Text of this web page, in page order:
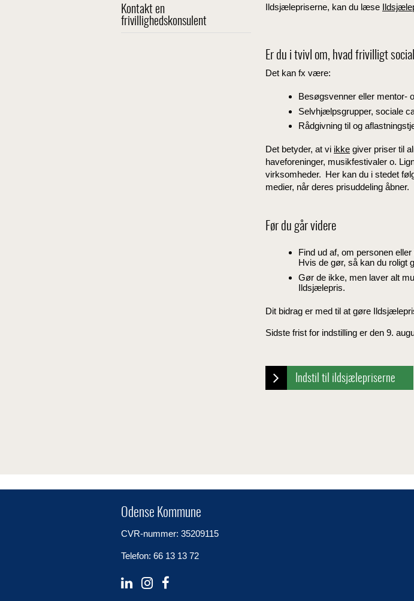
Kontakt en
frivillighedskonsulent
Ildsjælepriserne, kan du læse
Er du i tvivl om, hvad frivilligt
Det kan fx være:
Besøgsvenner eller mentor-
Selvhjælpsgrupper, sociale
Rådgivning til og
Det betyder, at vi ikke giver priser til
haveforeninger, musikfestivaler o.
virksomheder. Her kan du i stedet
medier, når deres prisuddeling åbner.
Før du går videre
Find ud af, om personen
Hvis de gør, så kan du roligt
Gør de ikke, men laver alt
Ildsjælepris.
Dit bidrag er med til at gøre
Sidste frist for indstilling er den 9.
Indstil til ildsjælepriserne
Odense Kommune
CVR-nummer: 35209115
Telefon: 66 13 13 72